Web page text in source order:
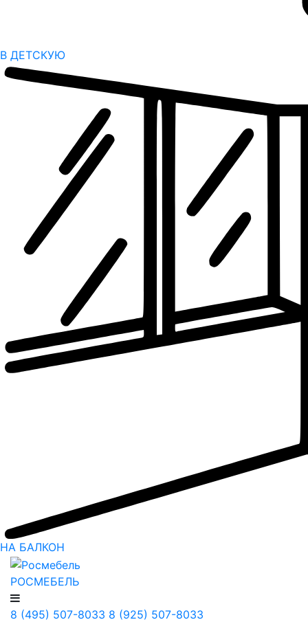
В ДЕТСКУЮ
НА БАЛКОН
РОСМЕБЕЛЬ
8 (495) 507-8033 8 (925) 507-8033